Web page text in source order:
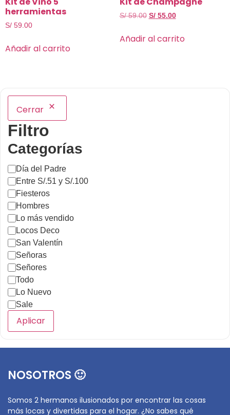
herramientas
S/ 59.00
Añadir al carrito
S/59.00 S/55.00
Añadir al carrito
Cerrar
Filtro
Categorías
Día del Padre
Entre S/.51 y S/.100
Fiesteros
Hombres
Lo más vendido
Locos Deco
San Valentín
Señoras
Señores
Todo
Lo Nuevo
Sale
Aplicar
NOSOTROS 🙂
Somos 2 hermanos ilusionados por encontrar las cosas
más locas y divertidas para el hogar. ¿No sabes qué